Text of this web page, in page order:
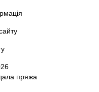
пряжа